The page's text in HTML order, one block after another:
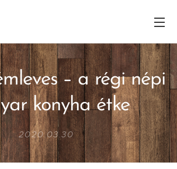
– a régi népi
konyha étke
2020.03.30